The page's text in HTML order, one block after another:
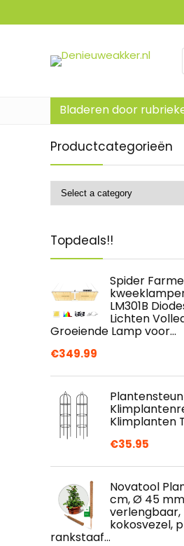
Bladeren door
Productcategorieën
Topdeals!!
Spider
LM301B
Lichten
Groeiende Lamp voor…
€349.99
Klimplanten
€35.95
Novatool
cm, Ø 45
verlengbaar,
kokosvezel,
rankstaaf…